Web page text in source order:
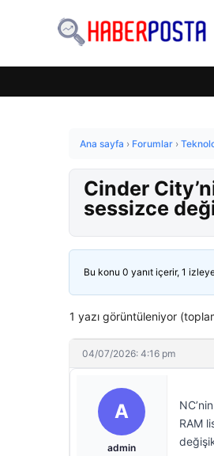
Ana sayfa › Forumlar ›
Cinder
sessizce
Bu konu 0 yanıt içerir, 1
1 yazı görüntüleniyor
04/07/2026: 4:16 pm
A
admin
RAM